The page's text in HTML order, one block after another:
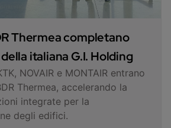
Thermea completano
italiana G.I. Holding
NOVAIR e MONTAIR entrano
Thermea, accelerando la
integrate per la
degli edifici.